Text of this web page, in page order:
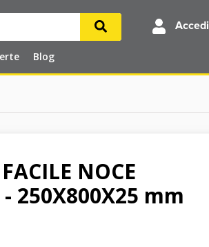
Blog
Accedi
NOCE
250X800X25 mm